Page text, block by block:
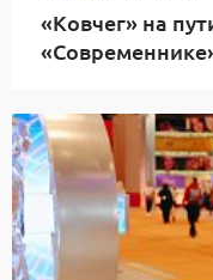
«Ковчег» на